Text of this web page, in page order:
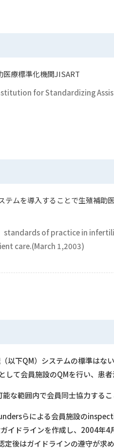
医療標準化機関JISART
for Standardizing
ムを導入することで生殖補助
of practice in
care.(March 1,2003)
以下QM）システムの標準はな
て会員施設のQMを行い、患者
な範囲内で会員同士協力するこ
らによる会員施設の
イドラインを作成し、2004
後はガイドラインの遵守が求め